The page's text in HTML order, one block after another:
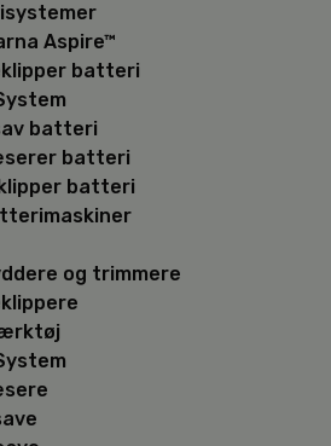
Aspire™
batteri
batteri
batteri
batteri
og trimmere